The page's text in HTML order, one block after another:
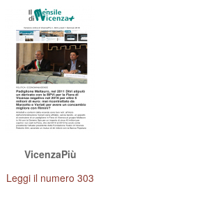
VicenzaPiù
Leggi il numero 303